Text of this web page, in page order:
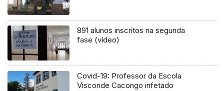
891 alunos inscritos na segunda
fase (vídeo)
Covid-19: Professor da Escola
Visconde Cacongo infetado